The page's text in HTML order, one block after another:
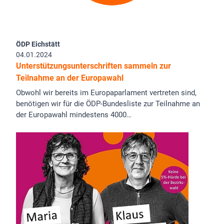
ÖDP Eichstätt
04.01.2024
Unterstützungsunterschriften sammeln zur
Teilnahme an der Europawahl
Obwohl wir bereits im Europaparlament vertreten sind,
benötigen wir für die ÖDP-Bundesliste zur Teilnahme an
der Europawahl mindestens 4000…